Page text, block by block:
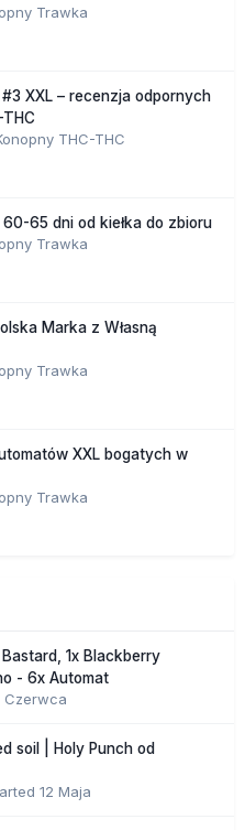
Trawka
XXL – recenzja odpornych
THC-THC
65 dni od kiełka do zbioru
Trawka
Marka z Własną
Trawka
XXL bogatych w
Trawka
1x Blackberry
- 6x Automat
Czerwca
soil | Holy Punch od
12 Maja